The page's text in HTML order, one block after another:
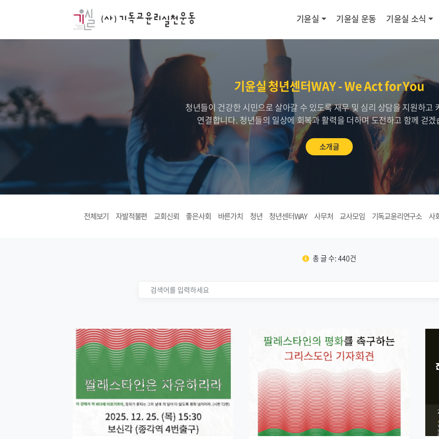
기윤실 기윤실 운동 기윤실 소식
기윤실 청년센터WAY - We Act for You
청년들이 건강한 시민으로 살아갈 수 있도록 재무 및 심리 상담을 지원하고
연결합니다. 청년들의 일상에 회복과 활력을 더하며 도전하고 함께 걷
소개글
전체보기 자발적불편 교회신뢰 좋은사회 바른가치 청년 청년센터WAY 사무처 교사모임 기독교윤리연구소 사
총 글 수: 440건